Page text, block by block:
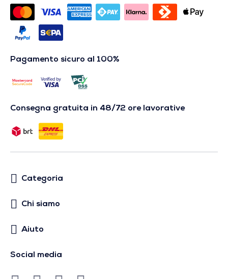
Pagamento sicuro al 100%
Consegna gratuita in 48/72 ore lavorative
Categoria
Chi siamo
Aiuto
Social media